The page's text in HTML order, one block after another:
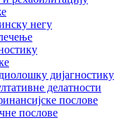
негу
дијагностику
делатности
послове
послове